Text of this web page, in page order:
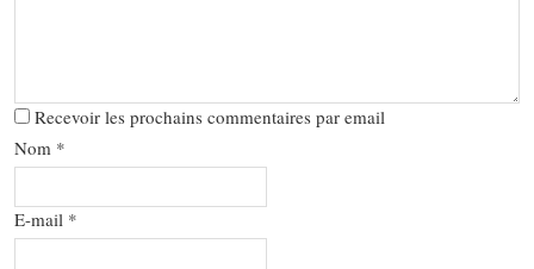
Recevoir les prochains commentaires par email
Nom *
E-mail *